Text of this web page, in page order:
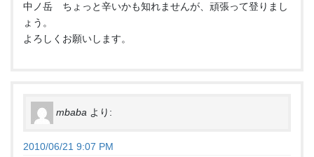
中ノ岳 ちょっと辛いかも知れませんが、頑張って登りまし
ょう。
よろしくお願いします。
mbaba より:
2010/06/21 9:07 PM